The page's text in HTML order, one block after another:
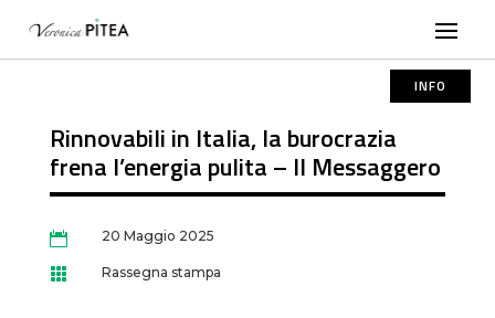
INFO
Rinnovabili in Italia, la burocrazia
frena l’energia pulita – Il Messaggero
 20 Maggio 2025
 Rassegna stampa